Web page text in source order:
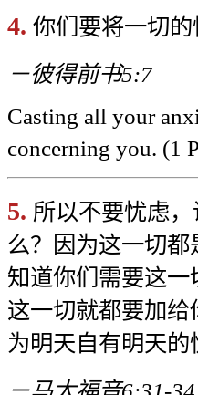
4. 你们要将一切
－彼得前书5:7
Casting all your
concerning you. (1
5. 所以不要忧虑
么？因为这一切
知道你们需要这
这一切就都要加
为明天自有明天